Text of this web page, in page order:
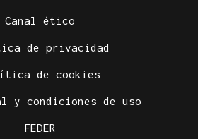
Canal ético
de privacidad
de cookies
y condiciones de uso
FEDER